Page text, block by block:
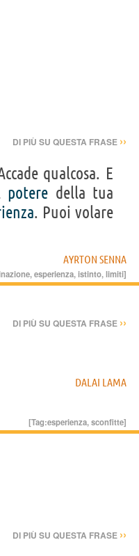
DI PIÙ SU QUESTA FRASE ››
qualcosa. E
potere della tua
. Puoi volare
AYRTON SENNA
,esperienza,istinto,limiti]
DI PIÙ SU QUESTA FRASE ››
DALAI LAMA
[Tag:esperienza,sconfitte]
DI PIÙ SU QUESTA FRASE ››